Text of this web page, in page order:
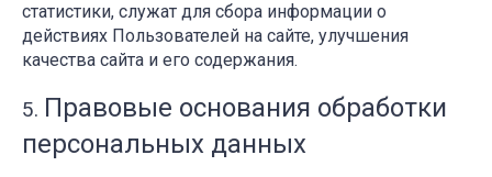
статистики, служат для сбора информации о
действиях Пользователей на сайте, улучшения
качества сайта и его содержания.
Правовые основания обработки
персональных данных